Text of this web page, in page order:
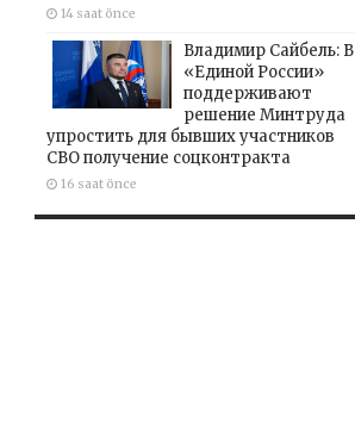
14 saat önce
Владимир Сайбель: В
«Единой России»
поддерживают
решение Минтруда
упростить для бывших участников
СВО получение соцконтракта
16 saat önce